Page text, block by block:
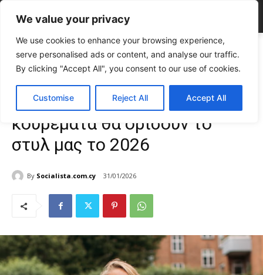
We value your privacy
We use cookies to enhance your browsing experience,
serve personalised ads or content, and analyse our traffic.
By clicking "Accept All", you consent to our use of cookies.
Customise Reject All Accept All
Home FASHION & BEAUTY
Οι ειδικοί μίλησαν: Αυτά τα 5
κουρέματα θα ορίσουν το στυλ μας...
Οι ειδικοί μίλησαν: Αυτά τα 5
κουρέματα θα ορίσουν το
στυλ μας το 2026
By Socialista.com.cy 31/01/2026